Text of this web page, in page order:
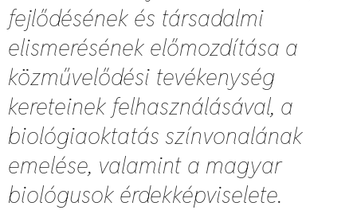
fejlődésének és társadalmi
elismerésének előmozdítása a
közművelődési tevékenység
kereteinek felhasználásával, a
biológiaoktatás színvonalának
emelése, valamint a magyar
biológusok érdekképviselete.